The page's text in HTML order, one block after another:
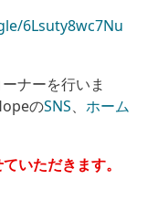
6Lsuty8wc7Nu
ナーを行いま
のSNS、 ホーム
いただきます。